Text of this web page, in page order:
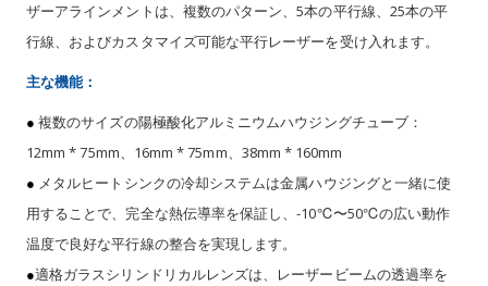
ザーアラインメントは、複数のパターン、5本の平行線、25本の平
行線、およびカスタマイズ可能な平行レーザーを受け入れます。
主な機能：
● 複数のサイズの陽極酸化アルミニウムハウジングチューブ：
12mm * 75mm、16mm * 75mm、38mm * 160mm
● メタルヒートシンクの冷却システムは金属ハウジングと一緒に使
用することで、完全な熱伝導率を保証し、-10℃〜50℃の広い動作
温度で良好な平行線の整合を実現します。
●適格ガラスシリンドリカルレンズは、レーザービームの透過率を